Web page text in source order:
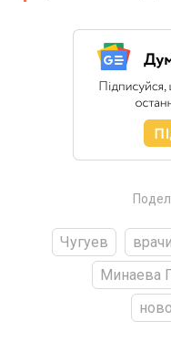
Чугуев врачи
Минаева